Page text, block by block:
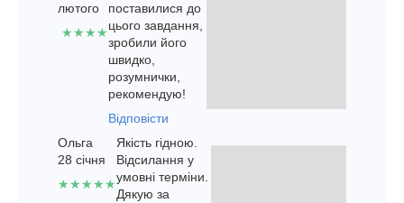
лютого
★★★★
поставилися до
цього завдання,
зробили його
швидко,
розумнички,
рекомендую!
Відповісти
Ольга
28 січня
★★★★★
Якість гідною.
Відсилання у
умовні терміни.
Дякую за